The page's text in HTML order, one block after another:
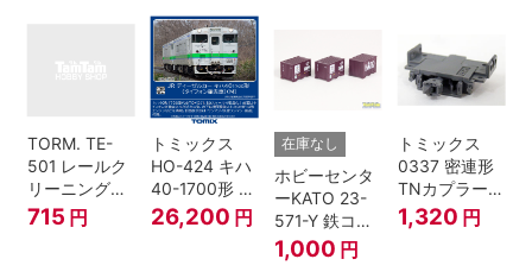
TORM. TE-
501 レールク
リーニングリ
キッド 100ml
715 円
トミックス
HO-424 キハ
40-1700形 タ
イフォン撤去
車 M HOゲー
26,200 円
在庫なし
ホビーセンタ
ーKATO 23-
571-Y 鉄コン
2021コンテナ
3個セット N
1,000 円
トミックス
0337 密連形
TNカプラー
(6個入・SPタ
イプ)
1,320 円